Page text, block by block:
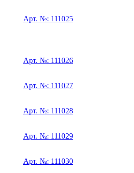
Арт. №: 111025
Арт. №: 111026
Арт. №: 111027
Арт. №: 111028
Арт. №: 111029
Арт. №: 111030